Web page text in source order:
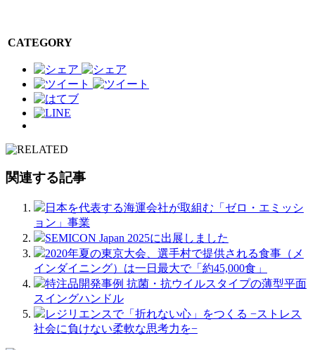
CATEGORY
関連する記事
日本を代表する海運会社が取組む「ゼロ・エミッシ
ョン」事業
SEMICON Japan 2025に出展しました
2020年夏の東京大会、選手村で提供される食事（メ
インダイニング）は一日最大で「約45,000食」
特注品開発事例 抗菌・抗ウイルスタイプの薄型平⾯
スイングハンドル
レジリエンスで「折れない心」をつくる −ストレス
社会に負けない柔軟な思考力を−